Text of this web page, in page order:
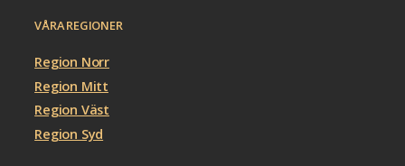
VÅRA REGIONER
Region Norr
Region Mitt
Region Väst
Region Syd